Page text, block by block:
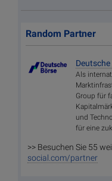
Random Partner
Als
Group für
und
für eine
>> Besuchen Sie 55
social.com/partner